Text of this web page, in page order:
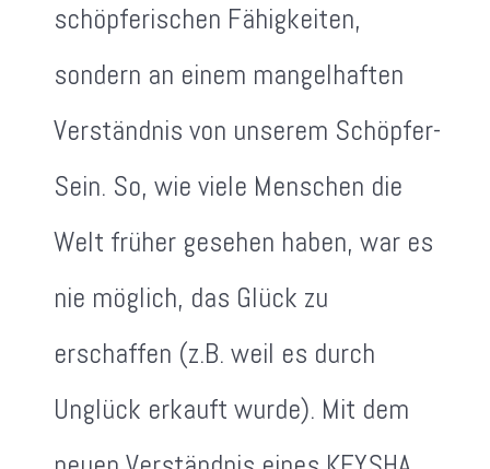
schöpferischen Fähigkeiten,
sondern an einem mangelhaften
Verständnis von unserem Schöpfer-
Sein. So, wie viele Menschen die
Welt früher gesehen haben, war es
nie möglich, das Glück zu
erschaffen (z.B. weil es durch
Unglück erkauft wurde). Mit dem